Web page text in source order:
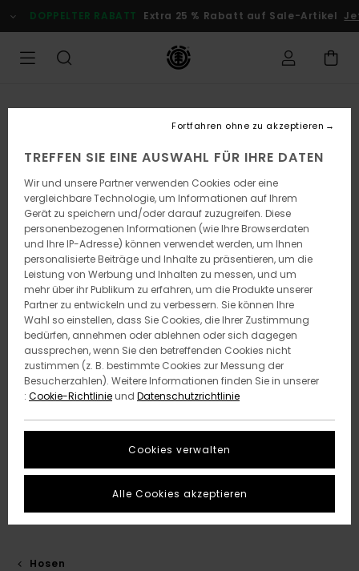
zur
Produktinformation
DOPPELTER RABATT Extra 25 % Rabatt auf Sale-Artikel
Hosen
TREFFEN SIE EINE AUSWAHL FÜR IHRE DATEN
Wir und unsere Partner verwenden Cookies oder eine
vergleichbare Technologie, um Informationen auf Ihrem
Gerät zu speichern und/oder darauf zuzugreifen. Diese
personenbezogenen Informationen (wie Ihre Browserdaten
und Ihre IP-Adresse) können verwendet werden, um Ihnen
personalisierte Beiträge und Inhalte zu präsentieren, um die
Leistung von Werbung und Inhalten zu messen, und um
mehr über ihr Publikum zu erfahren, um die Produkte unserer
Partner zu entwickeln und zu verbessern. Sie können Ihre
Wahl so einstellen, dass Sie Cookies, die Ihrer Zustimmung
bedürfen, annehmen oder ablehnen oder sich dagegen
aussprechen, wenn Sie den betreffenden Cookies nicht
zustimmen (z. B. bestimmte Cookies zur Messung der
Besucherzahlen). Weitere Informationen finden Sie in unserer
: Cookie-Richtlinieund Datenschutzrichtlinie
Cookies verwalten
Fortfahren ohne zu akzeptieren
Alle Cookies akzeptieren